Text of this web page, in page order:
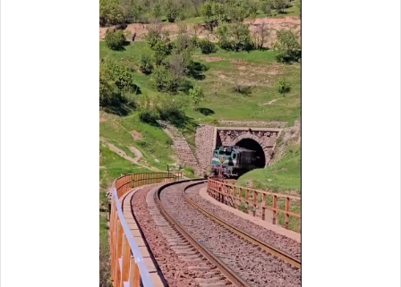
م
و
ک
ب
ش
ه
د
ا
ی
ر
ا
ه‌
آ
ه
ن